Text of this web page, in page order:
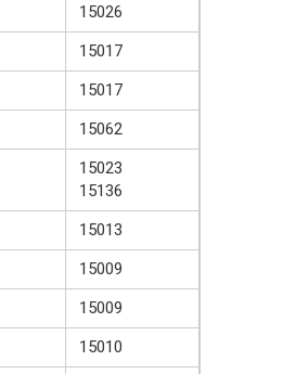
15026
15017
15017
15062
15023
15136
15013
15009
15009
15010